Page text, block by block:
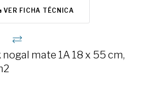
VER FICHA TÉCNICA
mate 1A 18 x 55 cm,